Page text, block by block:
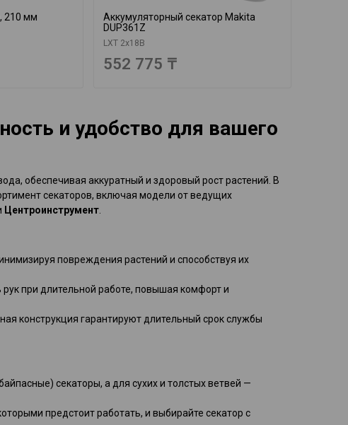
210 мм
Аккумуляторный секатор Makita
DUP361Z
LXT 2х18В
552 775 ₸
и удобство для вашего
обеспечивая аккуратный и здоровый рост растений. В
секаторов, включая модели от ведущих
Центроинструмент.
повреждения растений и способствуя их
при длительной работе, повышая комфорт и
конструкция гарантируют длительный срок службы
секаторы, а для сухих и толстых ветвей —
предстоит работать, и выбирайте секатор с